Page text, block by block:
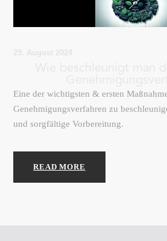
Eine der wichtigsten & ersten
Genehmigungsverfahren zu
und sorgfältige Vorbereitung.
READ MORE